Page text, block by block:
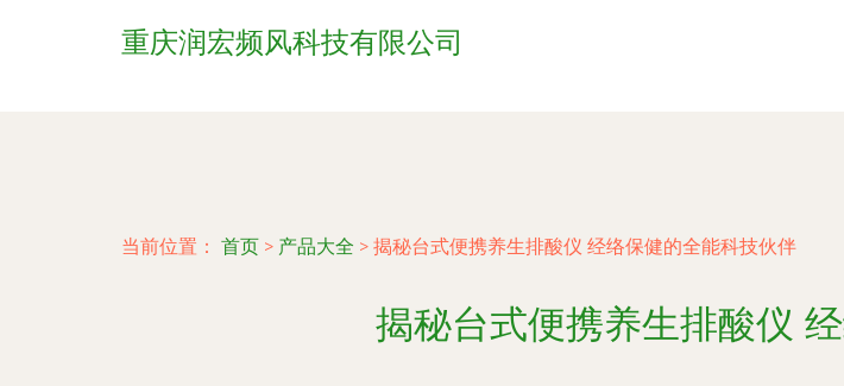
重庆润宏频风科技有限公司
当前位置： 首页 > 产品大全 > 揭秘台式便携养生排酸仪 经络保健的全能科技伙伴
揭秘台式便携养生排酸仪